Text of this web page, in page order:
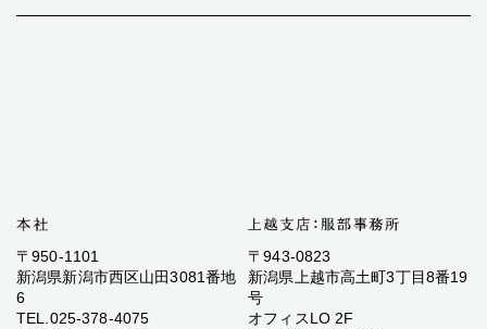
〒950-1101
新潟県新潟市西区山田3081番地
6
TEL.025-378-4075
〒943-0823
新潟県上越市高土町3丁目8番19
号
オフィスLO 2F